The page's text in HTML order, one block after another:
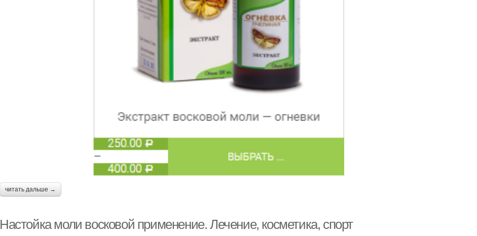
читать дальше →
Настойка моли восковой применение. Лечение, косметика, спорт